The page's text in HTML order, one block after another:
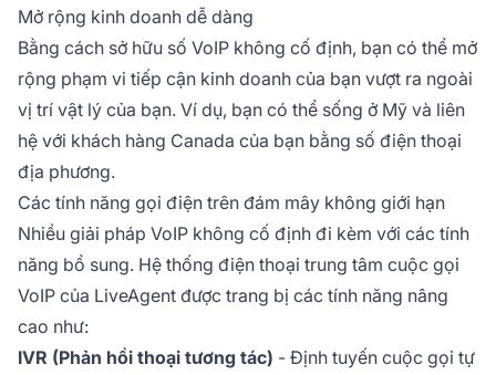
Mở rộng kinh doanh dễ dàng
Bằng cách sở hữu số VoIP không cố định, bạn có thể mở
rộng phạm vi tiếp cận kinh doanh của bạn vượt ra ngoài
vị trí vật lý của bạn. Ví dụ, bạn có thể sống ở Mỹ và liên
hệ với khách hàng Canada của bạn bằng số điện thoại
địa phương.
Các tính năng gọi điện trên đám mây không giới hạn
Nhiều giải pháp VoIP không cố định đi kèm với các tính
năng bổ sung. Hệ thống điện thoại trung tâm cuộc gọi
VoIP của LiveAgent được trang bị các tính năng nâng
cao như:
IVR (Phản hồi thoại tương tác) - Định tuyến cuộc gọi tự